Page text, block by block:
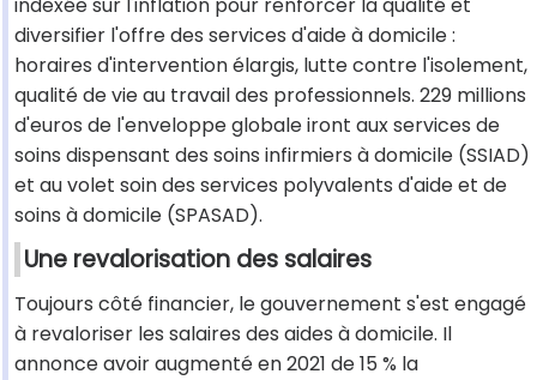
diversifier l'offre des services d'aide à domicile :
horaires d'intervention élargis, lutte contre l'isolement,
qualité de vie au travail des professionnels. 229 millions
d'euros de l'enveloppe globale iront aux services de
soins dispensant des soins infirmiers à domicile (SSIAD)
et au volet soin des services polyvalents d'aide et de
soins à domicile (SPASAD).
Une revalorisation des salaires
Toujours côté financier, le gouvernement s'est engagé
à revaloriser les salaires des aides à domicile. Il
annonce avoir augmenté en 2021 de 15 % la